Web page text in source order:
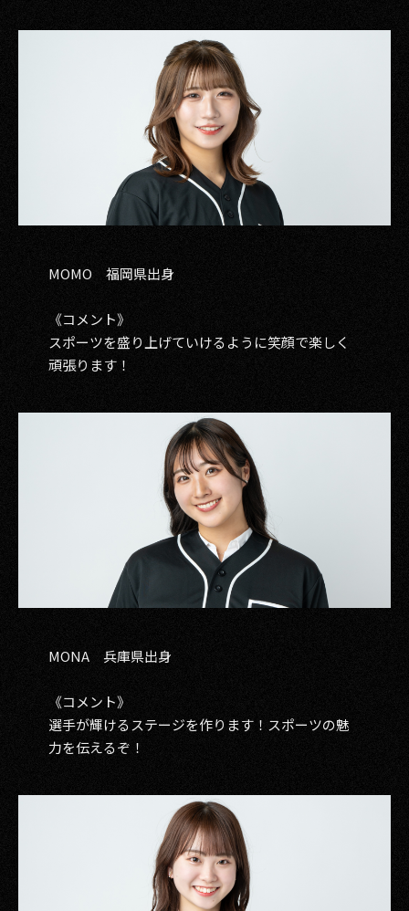
MOMO 福岡県出身
《コメント》
スポーツを盛り上げていけるように笑顔で楽しく
頑張ります！
MONA 兵庫県出身
《コメント》
選手が輝けるステージを作ります！スポーツの魅
力を伝えるぞ！